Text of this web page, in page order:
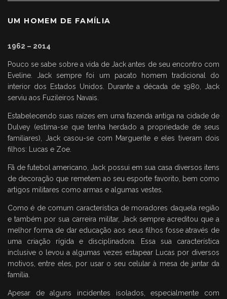
UM HOMEM DE FAMÍLIA
1962 – 2014
Pouco se sabe sobre a vida de Jack antes de seu encontro com
Eveline. Jack sempre foi um pacato homem tradicional do
interior dos Estados Unidos. Durante a década de 1980, Jack
serviu aos Fuzileiros Navais.
Estabelecendo suas raízes em uma fazenda antiga na cidade de
Dulvey (estima-se que tenha herdado a propriedade de seus
familiares), Jack casou-se com Marguerite e eles tiveram dois
filhos: Lucas e Zoe.
Fã de futebol americano, Jack possui em sua casa diversos itens
de decoração que remetem ao seu esporte favorito, bem como
artigos militares como armas e algumas vestes.
Como é de comum característica de moradores daquela região
e também por sua carreira militar, Jack sempre acreditou que a
melhor forma de dar educação aos seus filhos fosse através de
uma criação rígida e disciplinadora. Essa sua característica
inclusive o levou a algumas vezes estapear Lucas por diversos
motivos, entre eles, por usar o seu celular à mesa de jantar da
família.
Apesar de alguns incidentes isolados, especialmente com